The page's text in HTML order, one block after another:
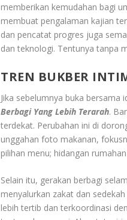
memberikan kemudahan bagi
membuat pengalaman kajian
dan pencatat progres juga
dan teknologi. Tentunya tanpa
TREN BUKBER
Jika sebelumnya buka bersama
Berbagi Yang Lebih Terarah.
terdekat. Perubahan ini di
unggahan foto makanan,
pilihan menu; hidangan
Selain itu, gerakan berbagi
menyalurkan zakat dan
lebih tertib dan terkoordinasi